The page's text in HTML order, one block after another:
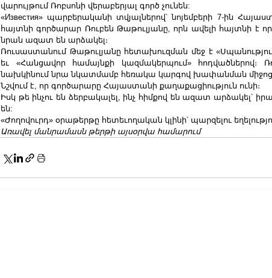
վարույթում Ռոբսոնի վերաբերյալ գործ չունեն:
«Известия» պարբերականի տվյալներով՝ նոյեմբերի 7-ին
հայտնի գործարար Ռուբեն Թաթուլյանը, որն ավելի հայտնի է
նրան ազատ են արձակել։
Ռուսաստանում Թաթուլյանը հետախուզման մեջ է
եւ «Հանցավոր համայնքի կազմակերպում» հոդվածներով։
նախկինում նրա նկատմամբ հեռակա կարգով խափանման միջոց
Նշվում է, որ գործարարը Հայաստանի քաղաքացիություն ունի։
Իսկ թե ինչու են ձերբակալել, ինչ հիմքով են ազատ արձակել՝
են:
«Ժողովուրդ» օրաթերթը հետեւողական կլինի՝ պարզելու
Առավել մանրամասն թերթի այսօրվա համարում